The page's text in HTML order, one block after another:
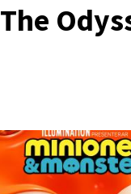
The